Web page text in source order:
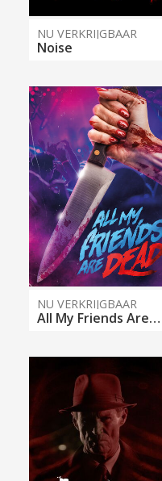
NU VERKRIJGBAAR
Noise
NU VERKRIJGBAAR
All My Friends Are Dead